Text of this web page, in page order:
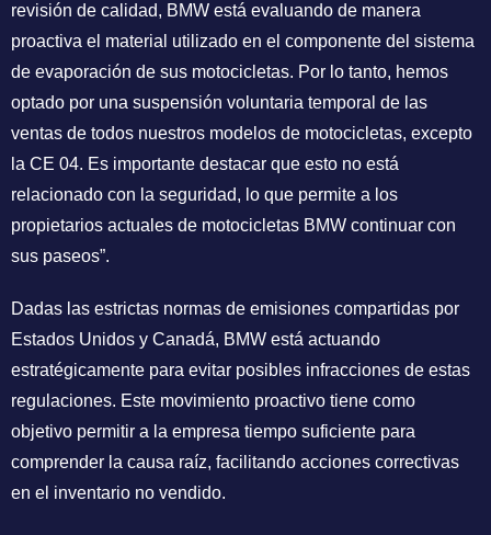
revisión de calidad, BMW está evaluando de manera
proactiva el material utilizado en el componente del sistema
de evaporación de sus motocicletas. Por lo tanto, hemos
optado por una suspensión voluntaria temporal de las
ventas de todos nuestros modelos de motocicletas, excepto
la CE 04. Es importante destacar que esto no está
relacionado con la seguridad, lo que permite a los
propietarios actuales de motocicletas BMW continuar con
sus paseos”.
Dadas las estrictas normas de emisiones compartidas por
Estados Unidos y Canadá, BMW está actuando
estratégicamente para evitar posibles infracciones de estas
regulaciones. Este movimiento proactivo tiene como
objetivo permitir a la empresa tiempo suficiente para
comprender la causa raíz, facilitando acciones correctivas
en el inventario no vendido.